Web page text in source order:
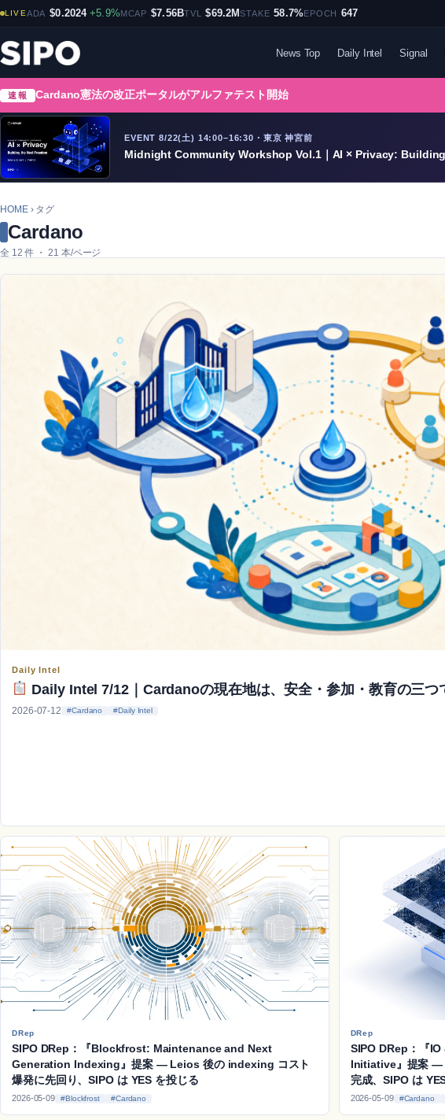
LIVEADA $0.2024 +5.9%MCAP $7.56BTVL $69.2MSTAKE 58.7%EPOCH 647
News Top Daily Intel Signal
速報 Cardano憲法の改正ポータルがアルファテスト開始
EVENT 8/22(土) 14:00–16:30・東京 神宮前
Midnight Community Workshop Vol.1｜AI × Privacy:
HOME› タグ
Cardano
全 12 件 ・ 21 本/ページ
Daily Intel
Daily Intel 7/12｜Cardanoの現在地は、安全・参加・教育の三つ
2026-07-12 #Cardano #Daily Intel
DRep
SIPO DRep：『Blockfrost: Maintenance and Next
Generation Indexing』提案 ― Leios 後の indexing コスト
爆発に先回り、SIPO は YES を投じる
2026-05-09 #Blockfrost #Cardano
DRep
SIPO DRep：『
Initiative』提案 ―
完成、SIPO は
2026-05-09 #Cardano